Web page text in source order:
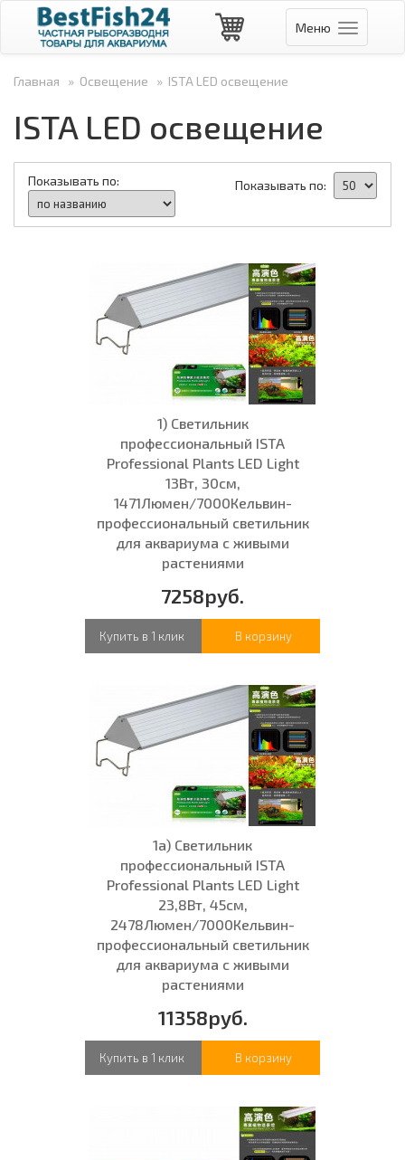
Меню
Главная » Освещение » ISTA LED освещение
ISTA LED освещение
Показывать по:
Показывать по:
1) Светильник
профессиональный ISTA
Professional Plants LED Light
13Вт, 30см,
1471Люмен/7000Кельвин-
профессиональный светильник
для аквариума с живыми
растениями
7258руб.
Купить в 1 клик В корзину
1а) Светильник
профессиональный ISTA
Professional Plants LED Light
23,8Вт, 45см,
2478Люмен/7000Кельвин-
профессиональный светильник
для аквариума с живыми
растениями
11358руб.
Купить в 1 клик В корзину